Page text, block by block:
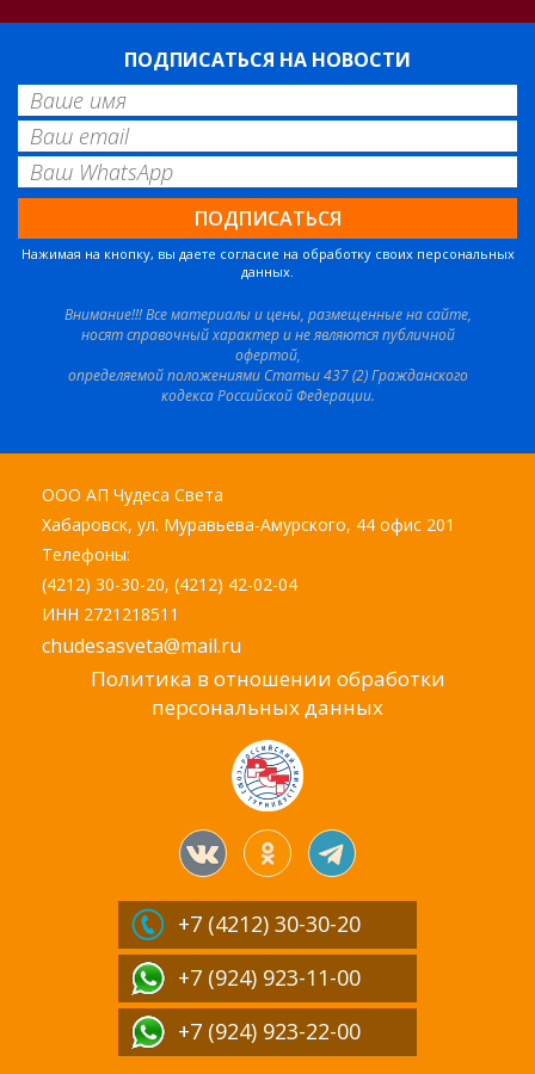
ПОДПИСАТЬСЯ НА НОВОСТИ
Нажимая на кнопку, вы даете согласие на обработку своих персональных
данных.
Внимание!!! Все материалы и цены, размещенные на сайте,
носят справочный характер и не являются публичной
офертой,
определяемой положениями Статьи 437 (2) Гражданского
кодекса Российской Федерации.
ООО АП Чудеса Света
Хабаровск, ул. Муравьева-Амурского, 44 офис 201
Телефоны:
(4212) 30-30-20, (4212) 42-02-04
ИНН 2721218511
chudesasveta@mail.ru
Политика в отношении обработки
персональных данных
+7 (4212) 30-30-20
+7 (924) 923-11-00
+7 (924) 923-22-00